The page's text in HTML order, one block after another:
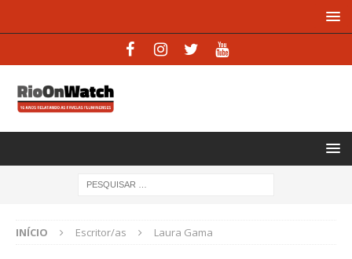
INÍCIO Escritor/as Laura Gama